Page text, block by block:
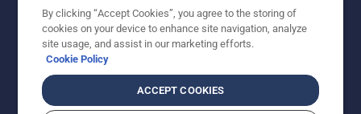
By clicking “Accept Cookies”, you agree to the storing of
cookies on your device to enhance site navigation, analyze
site usage, and assist in our marketing efforts.
Cookie Policy
ACCEPT COOKIES